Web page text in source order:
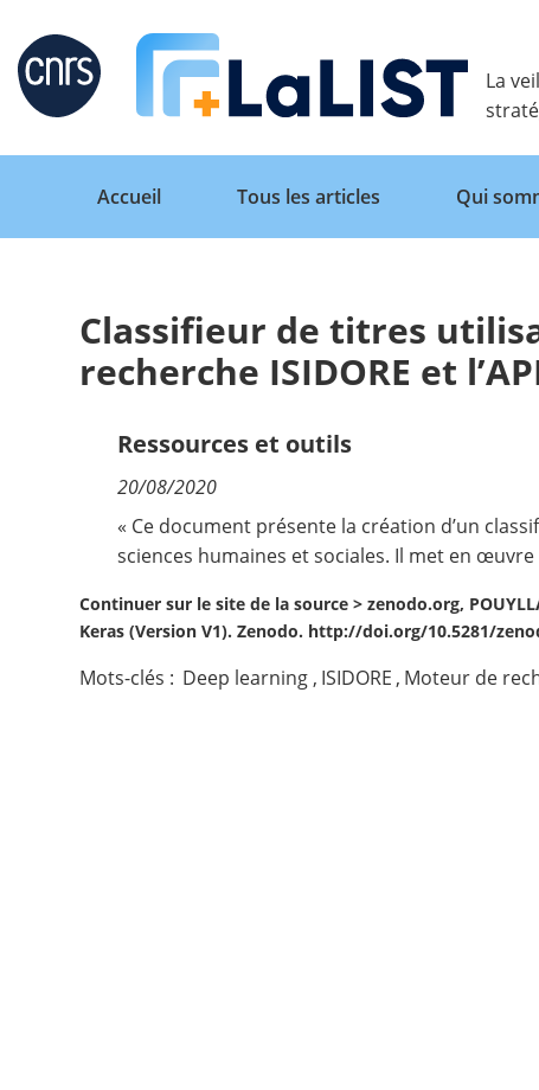
Retour
Accueil
Qui sommes nous ?
Nous suivre
La
Accueil
Tous les articles Qui
Classifieur de titres
recherche ISIDORE et
Ressources et outils
20/08/2020
« Ce document présente la création d’un
sciences humaines et sociales. Il met en œuvre
Continuer sur le site de la source >zenodo.org,
Keras (Version V1). Zenodo. http://doi.org/10.5281/
Mots-clés : Deep learning , ISIDORE , Moteur de